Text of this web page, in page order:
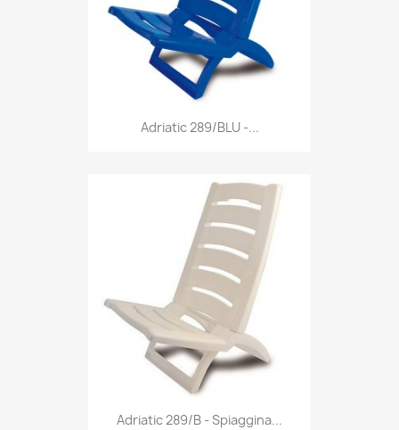
Anteprima
Adriatic 289/BLU -...
Anteprima
Adriatic 289/B - Spiaggina...